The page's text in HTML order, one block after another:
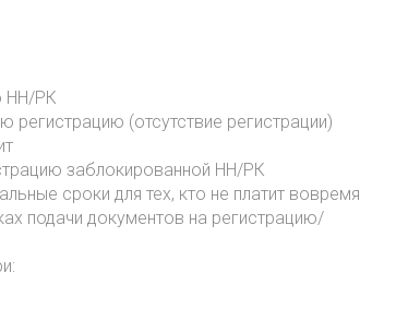
НН/РК
(отсутствие регистрации)
заблокированной НН/РК
сроки для тех, кто не платит вовремя
подачи документов на регистрацию/